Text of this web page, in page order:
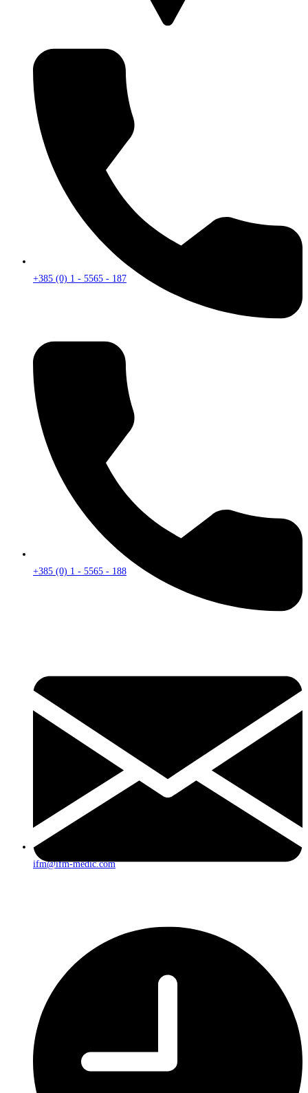
+385 (0) 1 - 5565 - 187
+385 (0) 1 - 5565 - 188
ifm@ifm-medic.com